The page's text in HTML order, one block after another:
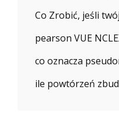
Co Zrobić, jeśli
pearson VUE
co oznacza
ile powtórzeń